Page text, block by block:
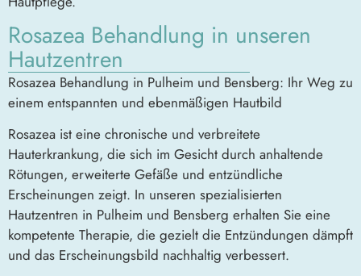
Rosazea Behandlung in unseren
Hautzentren
Rosazea Behandlung in Pulheim und Bensberg: Ihr Weg zu
einem entspannten und ebenmäßigen Hautbild
Rosazea ist eine chronische und verbreitete
Hauterkrankung, die sich im Gesicht durch anhaltende
Rötungen, erweiterte Gefäße und entzündliche
Erscheinungen zeigt. In unseren spezialisierten
Hautzentren in Pulheim und Bensberg erhalten Sie eine
kompetente Therapie, die gezielt die Entzündungen dämpft
und das Erscheinungsbild nachhaltig verbessert.